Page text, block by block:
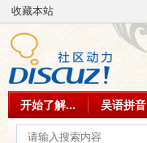
收藏本站
开始了解... 吴语拼音